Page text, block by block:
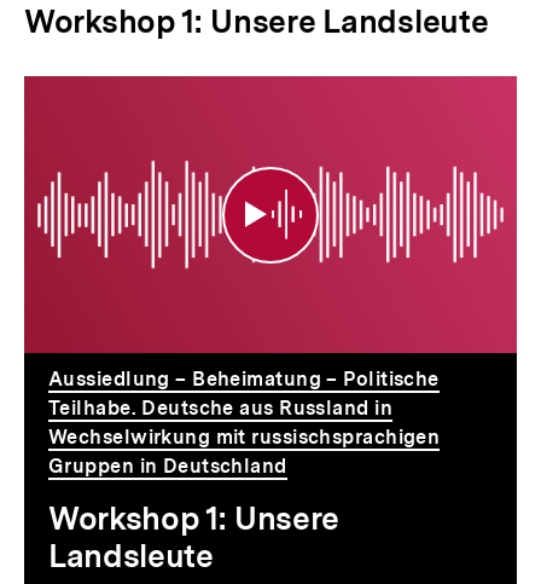
Workshop 1: Unsere Landsleute
Unsere
Landsleute
Aussiedlung – Beheimatung – Politische
Teilhabe. Deutsche aus Russland in
Wechselwirkung mit russischsprachigen
Gruppen in Deutschland
Workshop 1: Unsere
Landsleute